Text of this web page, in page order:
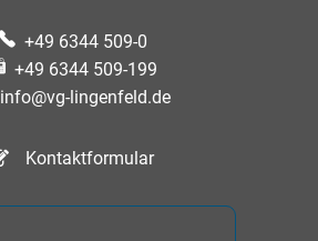
+49 6344 509-0
+49 6344 509-199
info@vg-lingenfeld.de
Kontaktformular